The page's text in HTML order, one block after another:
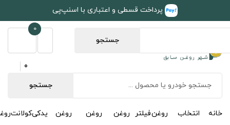
و اعتباری با اسنپ‌پی
جستجو
روغن
روغن
روغن
یدکی کولانت
روغنمکمل
خوشبوکنندهدربارهتماس